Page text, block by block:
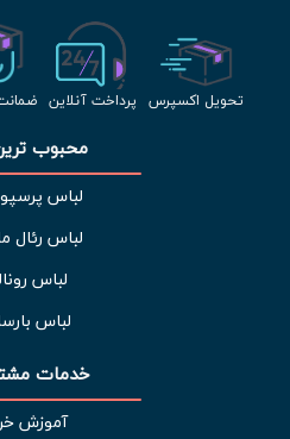
تحویل اکسپرس پرداخت آنلاین
محبوب
لباس
لباس رئال
لباس
لباس
خدمات
آموزش